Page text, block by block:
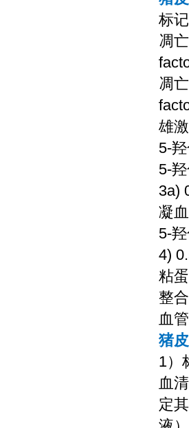
标
凋
凋
雄
5-
5-
3a)
凝
5-
4)
粘
整
血
猪
1）
血
定